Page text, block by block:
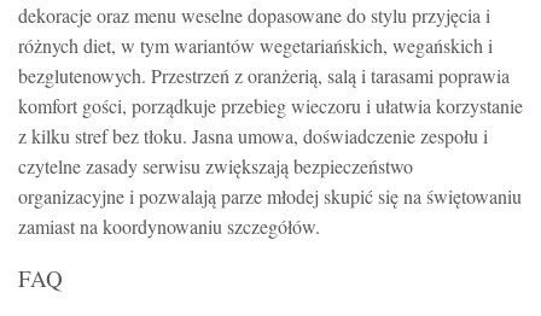
dekoracje oraz menu weselne dopasowane do stylu przyjęcia i
różnych diet, w tym wariantów wegetariańskich, wegańskich i
bezglutenowych. Przestrzeń z oranżerią, salą i tarasami poprawia
komfort gości, porządkuje przebieg wieczoru i ułatwia korzystanie
z kilku stref bez tłoku. Jasna umowa, doświadczenie zespołu i
czytelne zasady serwisu zwiększają bezpieczeństwo
organizacyjne i pozwalają parze młodej skupić się na świętowaniu
zamiast na koordynowaniu szczegółów.
FAQ